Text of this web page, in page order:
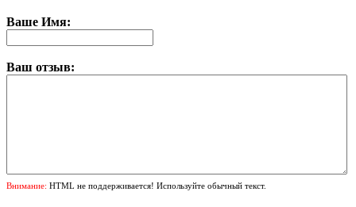
Ваше Имя:
Ваш отзыв:
Внимание: HTML не поддерживается! Используйте обычный текст.